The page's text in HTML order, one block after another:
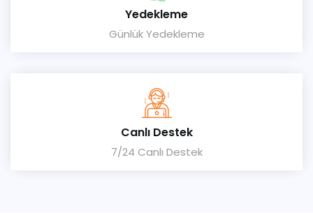
Yedekleme
Günlük Yedekleme
Canlı Destek
7/24 Canlı Destek